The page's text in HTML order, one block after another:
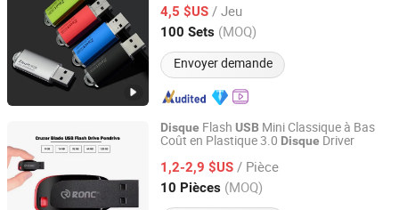
4,5 $US / Jeu
100 Sets (MOQ)
Envoyer demande
Zhejiang, China Depuis 2025
Disque Flash USB Mini Classique à Bas
Coût en Plastique 3.0 Disque Driver
1,2-2,9 $US / Pièce
10 Pièces (MOQ)
GuangZhou Ronc Electronic Technology co.,LTD
Guangdong, China Depuis 2009